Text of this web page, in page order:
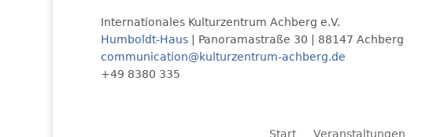
Internationales Kulturzentrum Achberg e.V.
Humboldt-Haus| Panoramastraße 30 | 88147 Achberg
communication@kulturzentrum-achberg.de
+49 8380 335
Start Veranstaltungen